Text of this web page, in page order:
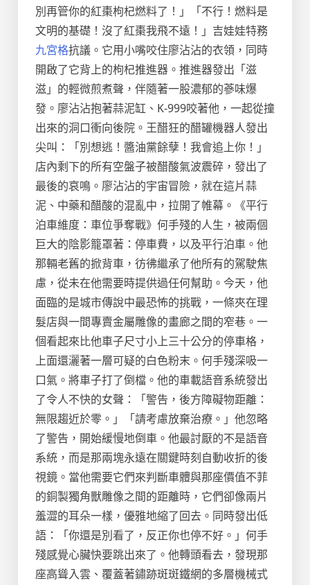
別再管你的紅棗枸杞燃料了！」「不行！燃料是
文明的基礎！沒了紅棗我飛不遠！」吉娃娃特務
九宮格抗議。它用小嘴咬住廖沾沾的衣領，同時
開啟了它背上的枸杞推進器。推進器發出「滋
滋」的輕微煎煮聲，伴隨著一股濃郁的蔘味爆
發。廖沾沾抱著蒜泥缸、K-999咬著他，一起從撞
出來的洞口衝向後院。王醋狂的醋罐機器人發出
尖叫：「別想逃！醬油黨餘孽！我會追上你！」
店內剩下的所有空盤子被醋酸氣波震碎，發出了
最後的哀鳴。廖沾沾的宇宙冒險，就在這片蒜
泥、中藥和醋酸的混亂中，拉開了帷幕。《平行
泊車維度：車位爭奪戰》何手殘的人生，被兩個
巨大的陰影籠罩著：停車費，以及平行泊車。他
那輛老舊的掀背車，彷彿繼承了他所有的駕駛焦
慮，從未在他需要時提供過任何幫助。今天，他
面臨的是城市傳說中最恐怖的挑戰，一條夾在理
髮店與一間專賣金屬雕像的畫廊之間的窄巷。一
個看起來比他車子尺寸小上三十公分的停車格，
上面還灑著一層可疑的白色粉末。何手殘深吸一
口氣。將車子打了倒檔。他的車載語音系統發出
了令人不快的女聲：「警告，後方障礙物距離：
無限趨近於零。」「請考慮放棄治療。」他忽略
了警告，開始緩慢地倒車。他最討厭的不是語音
系統，而是那兩塊永遠在關鍵時刻自動收折的後
視鏡。當他需要它們來判斷車體與那座價值不菲
的銅製獨角獸雕像之間的距離時，它們卻像兩片
羞澀的耳朵一樣，優雅地縮了回去。同時發出低
語：「你還是別看了，反正你也停不好。」何手
殘感覺心臟快要跳出來了。他轉頭看去，發現那
座高聳入雲、覆蓋著鏽跡斑斑鐵網的多層機械式